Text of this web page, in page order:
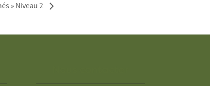
» Niveau 2